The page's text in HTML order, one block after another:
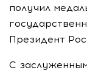
получил
Президент
С